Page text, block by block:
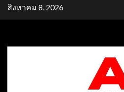
Skipสิงหาคม 8, 2026